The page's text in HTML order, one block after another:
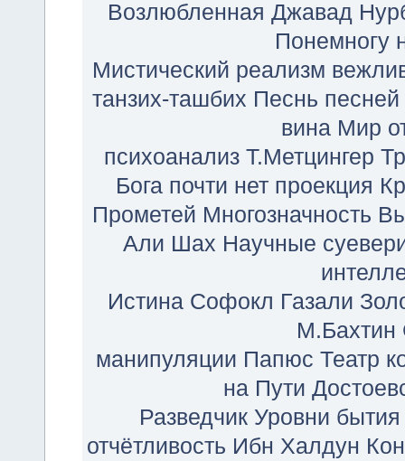
Возлюбленная Джавад
Понемногу
Мистический реализм
танзих-ташбих Песнь песней
вина Мир
психоанализ Т.Метцингер
Бога почти нет проекция
Прометей Многозначность
Али Шах Научные
Истина Софокл Газали
М.Бахтин
манипуляции Папюс Театр
на Пути
Разведчик Уровни бытия
отчётливость Ибн Халдун